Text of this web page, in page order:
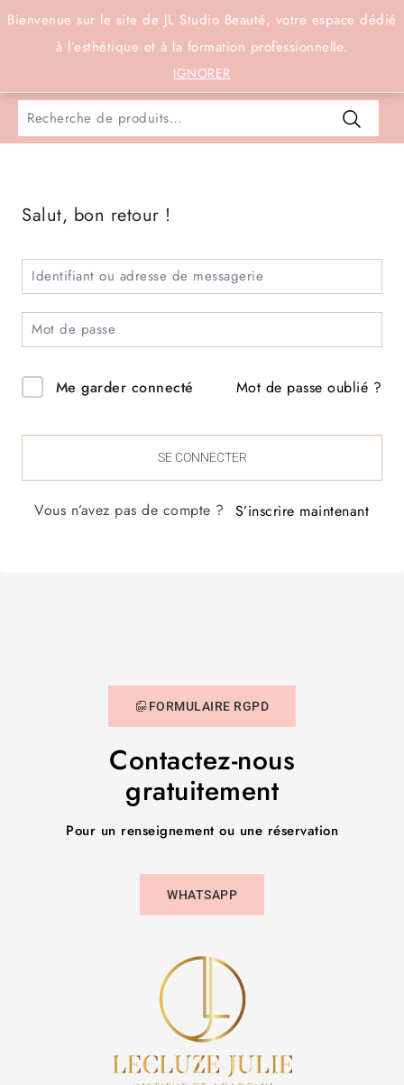
Bienvenue sur le site de JL Studio Beauté, votre espace dédié
à l’esthétique et à la formation professionnelle.
IGNORER
Connexion
Salut, bon retour !
Me garder connecté Mot de passe oublié ?
SE CONNECTER
Vous n’avez pas de compte ? S’inscrire maintenant
FORMULAIRE RGPD
Contactez-nous
gratuitement
Pour un renseignement ou une réservation
WHATSAPP